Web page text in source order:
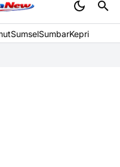
SumselSumbarKepri